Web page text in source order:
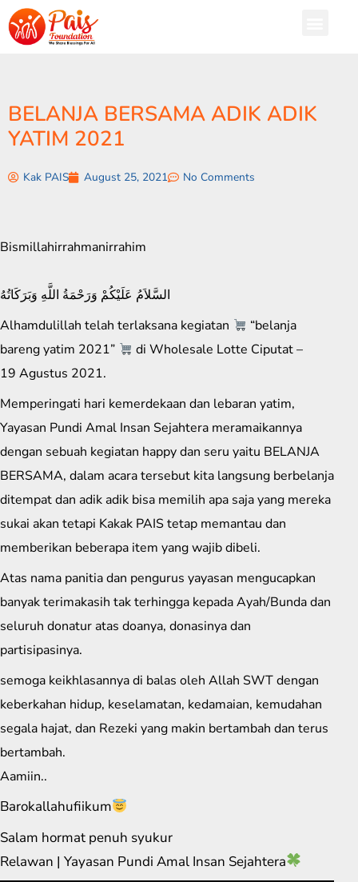
BELANJA BERSAMA ADIK ADIK
YATIM 2021
Kak PAIS August 25, 2021 No Comments
Bismillahirrahmanirrahim
السَّلاَمُ عَلَيْكُمْ وَرَحْمَةُ اللَّهِ وَبَرَكَاتُهُ
Alhamdulillah telah terlaksana kegiatan
“belanja
bareng yatim 2021”
di Wholesale Lotte Ciputat –
19 Agustus 2021.
Memperingati hari kemerdekaan dan lebaran yatim,
Yayasan Pundi Amal Insan Sejahtera meramaikannya
dengan sebuah kegiatan happy dan seru yaitu BELANJA
BERSAMA, dalam acara tersebut kita langsung berbelanja
ditempat dan adik adik bisa memilih apa saja yang mereka
sukai akan tetapi Kakak PAIS tetap memantau dan
memberikan beberapa item yang wajib dibeli.
Atas nama panitia dan pengurus yayasan mengucapkan
banyak terimakasih tak terhingga kepada Ayah/Bunda dan
seluruh donatur atas doanya, donasinya dan
partisipasinya.
semoga keikhlasannya di balas oleh Allah SWT dengan
keberkahan hidup, keselamatan, kedamaian, kemudahan
segala hajat, dan Rezeki yang makin bertambah dan terus
bertambah.
Aamiin..
Barokallahufiikum
Salam hormat penuh syukur
Relawan | Yayasan Pundi Amal Insan Sejahtera